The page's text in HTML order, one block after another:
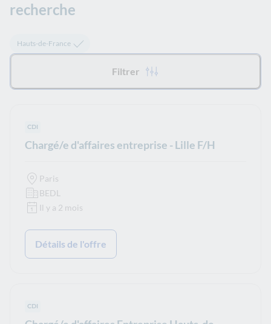
recherche
Tous les filtres appliqués :
Hauts-de-France
Filtrer
Type de contrat :
CDI
Chargé/e d'affaires entreprise - Lille F/H
Paris
BEDL
Il y a 2 mois
Détails de l'offre
Type de contrat :
CDI